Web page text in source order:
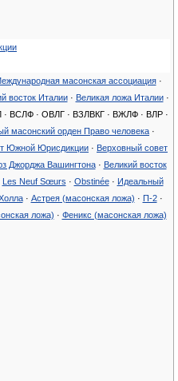
масонская ассоциация·
восток Италии· Великая ложа Италии·
ВСЛФ · ОВЛГ · ВЗЛВКГ · ВЖЛФ · ВЛР ·
масонский орден Право человека ·
Южной Юрисдикции · Верховный совет
Джорджа Вашингтона· Великий восток
Les Neuf Sœurs · Obstinée· Идеальный
· Астрея (масонская ложа) · П-2·
ложа) · Феникс (масонская ложа)